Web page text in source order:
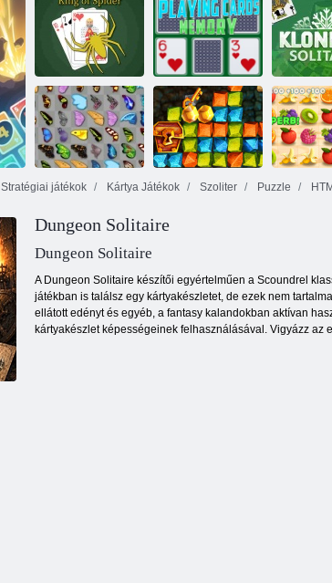
Csodálatos
Freecell Solitaire
Cat Pasziánsz
Pók pasziánsz
királya
Kártya memória
Kyodai pillangó
Stratégiai játékok Kártya Játékok Szoliter Puzzle
Dungeon Solitaire
Dungeon Solitaire
A Dungeon Solitaire készítői egyértelműen a Scoundrel
játékban is találsz egy kártyakészletet, de ezek nem
ellátott edényt és egyéb, a fantasy kalandokban aktívan
kártyakészlet képességeinek felhasználásával. Vigyázz